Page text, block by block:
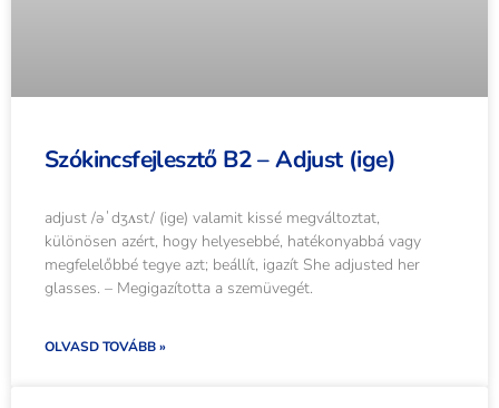
Szókincsfejlesztő B2 – Adjust (ige)
adjust /əˈdʒʌst/ (ige) valamit kissé megváltoztat,
különösen azért, hogy helyesebbé, hatékonyabbá vagy
megfelelőbbé tegye azt; beállít, igazít She adjusted her
glasses. – Megigazította a szemüvegét.
OLVASD TOVÁBB »